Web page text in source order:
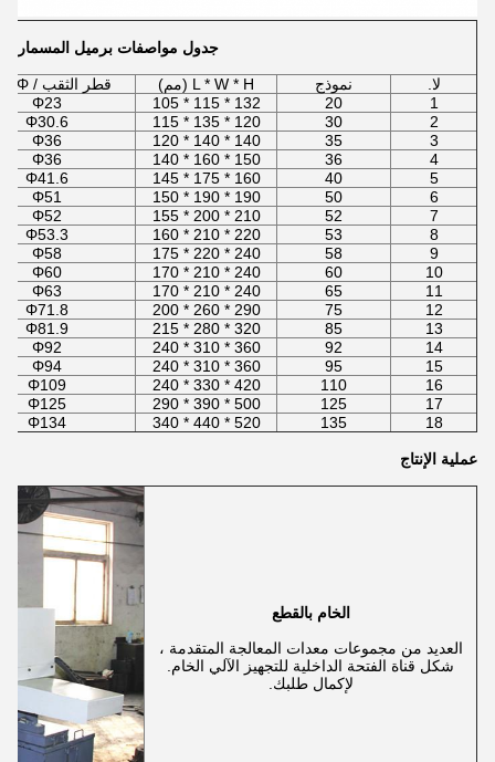
جدول مواصفات برميل المسمار
لا. نموذج L * W * H (مم)
قطر الثقب / Φ (مم)
1
20
132 * 115 * 105
Φ23
2
30
120 * 135 * 115
Φ30.6
3
35
140 * 140 * 120
Φ36
4
36
150 * 160 * 140
Φ36
5
40
160 * 175 * 145
Φ41.6
6
50
190 * 190 * 150
Φ51
7
52
210 * 200 * 155
Φ52
8
53
220 * 210 * 160
Φ53.3
9
58
240 * 220 * 175
Φ58
10
60
240 * 210 * 170
Φ60
11
65
240 * 210 * 170
Φ63
12
75
290 * 260 * 200
Φ71.8
13
85
320 * 280 * 215
Φ81.9
14
92
360 * 310 * 240
Φ92
15
95
360 * 310 * 240
Φ94
16
110
420 * 330 * 240
Φ109
17
125
500 * 390 * 290
Φ125
18
135
520 * 440 * 340
Φ134
عملية الإنتاج
الخام بالقطع
العديد من مجموعات معدات المعالجة المتقدمة ،
شكل قناة الفتحة الداخلية للتجهيز الآلي الخام.
لإكمال طلبك.